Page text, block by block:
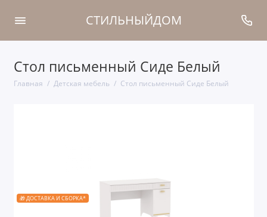
СТИЛЬНЫЙДОМ
Стол письменный Сиде Белый
Главная Детская мебель Стол письменный Сиде Белый
🎁 ДОСТАВКА И СБОРКА*